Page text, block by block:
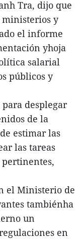
Tra, dijo que
ministerios y
el informe
yhoja
salarial
públicos y
desplegar
de la
estimar las
las tareas
el Ministerio de
tambiénha
un
en